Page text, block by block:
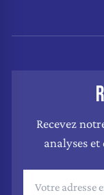
Recevez
analyses